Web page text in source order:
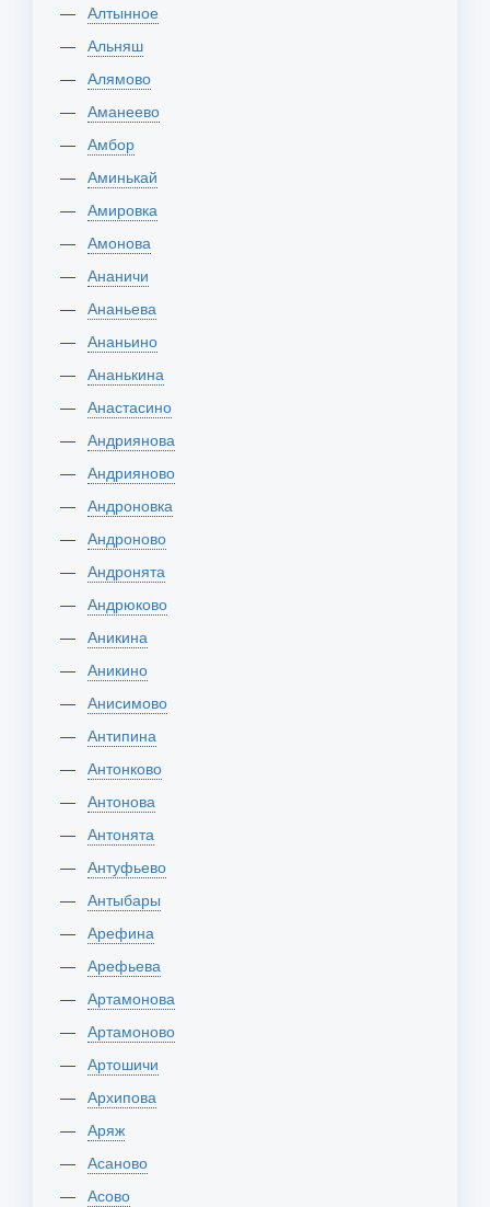
Алтынное
Альняш
Алямово
Аманеево
Амбор
Аминькай
Амировка
Амонова
Ананичи
Ананьева
Ананьино
Ананькина
Анастасино
Андриянова
Андрияново
Андроновка
Андроново
Андронята
Андрюково
Аникина
Аникино
Анисимово
Антипина
Антонково
Антонова
Антонята
Антуфьево
Антыбары
Арефина
Арефьева
Артамонова
Артамоново
Артошичи
Архипова
Аряж
Асаново
Асово